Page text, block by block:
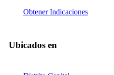
Obtener Indicaciones
Ubicados en